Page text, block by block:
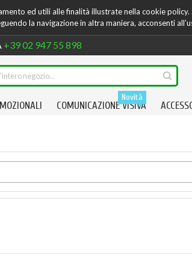
ed utili alle finalità illustrate nella cookie policy.
la navigazione in altra maniera, acconsenti
+39 02 947 55 898
COMUNICAZIONE VISIVA
Novità